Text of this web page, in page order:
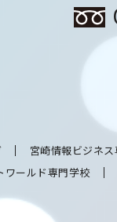
宮崎情報ビジネ
ワールド専門学校